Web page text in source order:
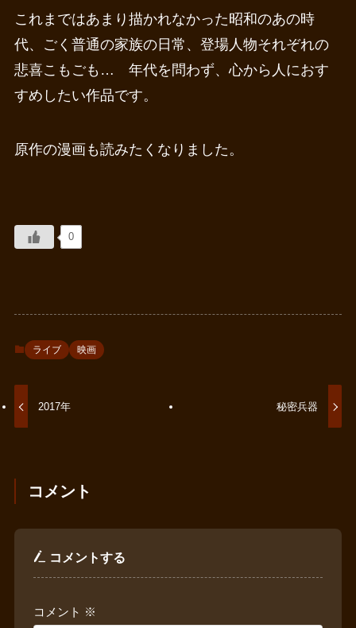
これまではあまり描かれなかった昭和のあの時
代、ごく普通の家族の日常、登場人物それぞれの
悲喜こもごも… 年代を問わず、心から人におす
すめしたい作品です。
原作の漫画も読みたくなりました。
0
ライブ 映画
2017年 秘密兵器
コメント
コメントする
コメント ※